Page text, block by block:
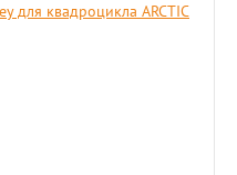
для квадроцикла ARCTIC